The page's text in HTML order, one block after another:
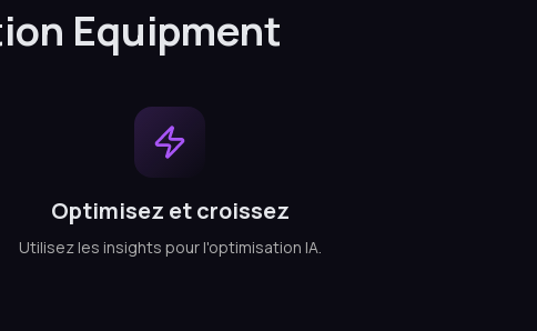
Equipment
Optimisez et croissez
Utilisez les insights pour l'optimisation IA.